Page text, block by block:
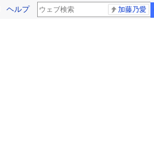
ヘルプ 加藤乃愛